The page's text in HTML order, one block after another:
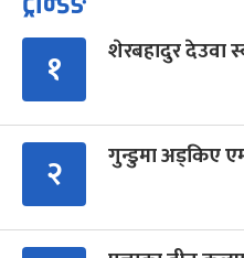
१ शेरबहादुर देउवा
२ गुन्डुमा अड्किए